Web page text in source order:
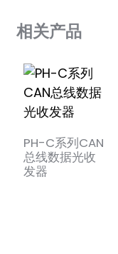
相关产品
PH-C系列CAN
总线数据光收
发器